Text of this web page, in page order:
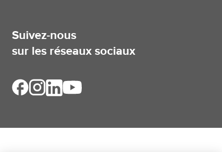
Suivez-nous
sur les réseaux sociaux